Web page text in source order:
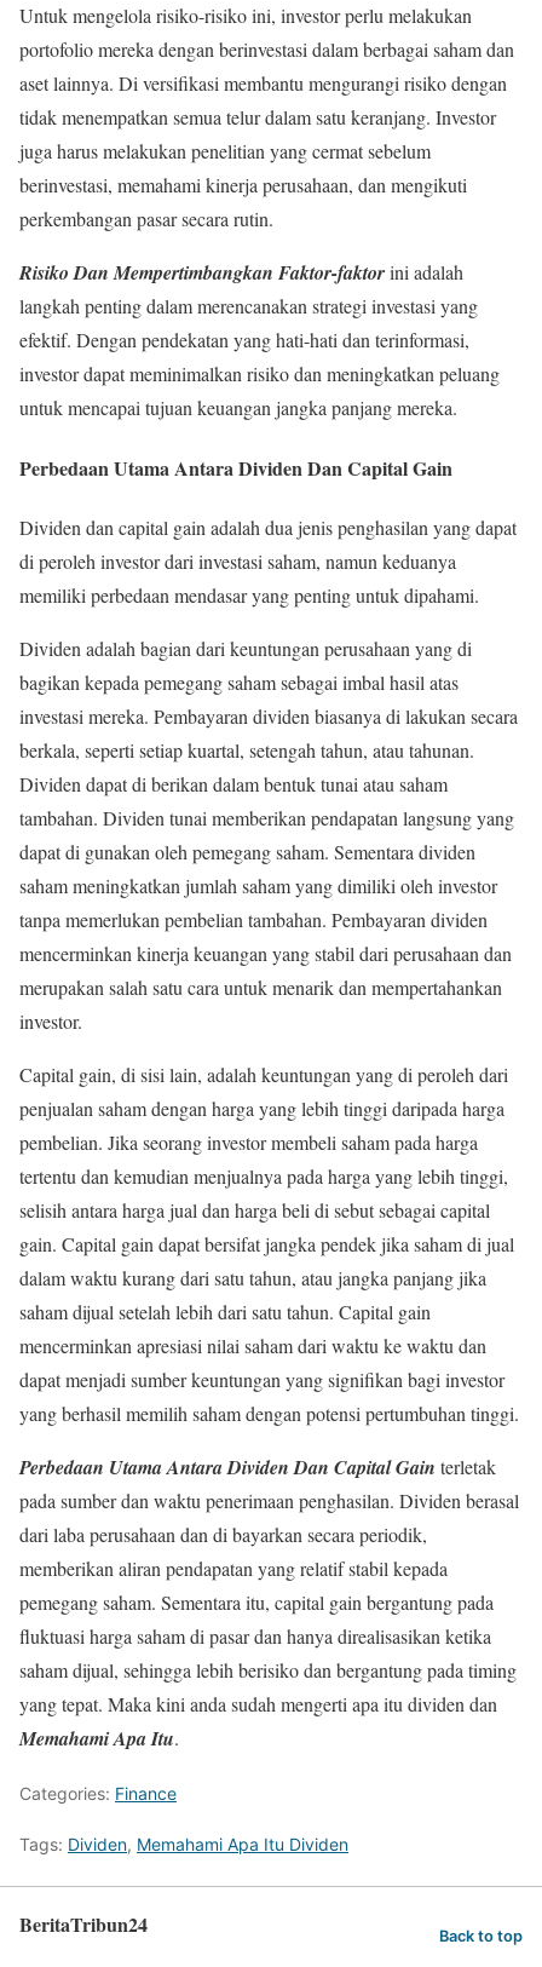
Untuk mengelola risiko-risiko ini, investor perlu melakukan
portofolio mereka dengan berinvestasi dalam berbagai saham dan
aset lainnya. Di versifikasi membantu mengurangi risiko dengan
tidak menempatkan semua telur dalam satu keranjang. Investor
juga harus melakukan penelitian yang cermat sebelum
berinvestasi, memahami kinerja perusahaan, dan mengikuti
perkembangan pasar secara rutin.
Risiko Dan Mempertimbangkan Faktor-faktorini adalah
langkah penting dalam merencanakan strategi investasi yang
efektif. Dengan pendekatan yang hati-hati dan terinformasi,
investor dapat meminimalkan risiko dan meningkatkan peluang
untuk mencapai tujuan keuangan jangka panjang mereka.
Perbedaan Utama Antara Dividen Dan Capital Gain
Dividen dan capital gain adalah dua jenis penghasilan yang dapat
di peroleh investor dari investasi saham, namun keduanya
memiliki perbedaan mendasar yang penting untuk dipahami.
Dividen adalah bagian dari keuntungan perusahaan yang di
bagikan kepada pemegang saham sebagai imbal hasil atas
investasi mereka. Pembayaran dividen biasanya di lakukan secara
berkala, seperti setiap kuartal, setengah tahun, atau tahunan.
Dividen dapat di berikan dalam bentuk tunai atau saham
tambahan. Dividen tunai memberikan pendapatan langsung yang
dapat di gunakan oleh pemegang saham. Sementara dividen
saham meningkatkan jumlah saham yang dimiliki oleh investor
tanpa memerlukan pembelian tambahan. Pembayaran dividen
mencerminkan kinerja keuangan yang stabil dari perusahaan dan
merupakan salah satu cara untuk menarik dan mempertahankan
investor.
Capital gain, di sisi lain, adalah keuntungan yang di peroleh dari
penjualan saham dengan harga yang lebih tinggi daripada harga
pembelian. Jika seorang investor membeli saham pada harga
tertentu dan kemudian menjualnya pada harga yang lebih tinggi,
selisih antara harga jual dan harga beli di sebut sebagai capital
gain. Capital gain dapat bersifat jangka pendek jika saham di jual
dalam waktu kurang dari satu tahun, atau jangka panjang jika
saham dijual setelah lebih dari satu tahun. Capital gain
mencerminkan apresiasi nilai saham dari waktu ke waktu dan
dapat menjadi sumber keuntungan yang signifikan bagi investor
yang berhasil memilih saham dengan potensi pertumbuhan tinggi.
Perbedaan Utama Antara Dividen Dan Capital Gain terletak
pada sumber dan waktu penerimaan penghasilan. Dividen berasal
dari laba perusahaan dan di bayarkan secara periodik,
memberikan aliran pendapatan yang relatif stabil kepada
pemegang saham. Sementara itu, capital gain bergantung pada
fluktuasi harga saham di pasar dan hanya direalisasikan ketika
saham dijual, sehingga lebih berisiko dan bergantung pada timing
yang tepat. Maka kini anda sudah mengerti apa itu dividen dan
Memahami Apa Itu.
Categories: Finance
Tags: Dividen, Memahami Apa Itu Dividen
BeritaTribun24 Back to top